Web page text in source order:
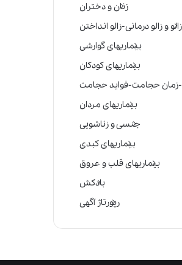
زنان و دختران
زالو و زالو درمانی-زالو انداختن
بیماریهای گوارشی
بیماریهای کودکان
حجامت-فواید حجامت
بیماریهای مردان
جنسی و زناشویی
بیماریهای کبدی
بیماریهای قلب و عروق
بادکش
رپورتاژ آگهی